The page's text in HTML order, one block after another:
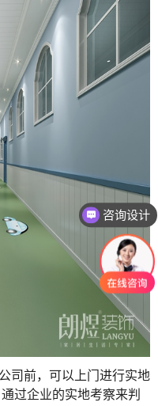
司前，可以上门进行实地
过企业的实地考察来判
咨询设计